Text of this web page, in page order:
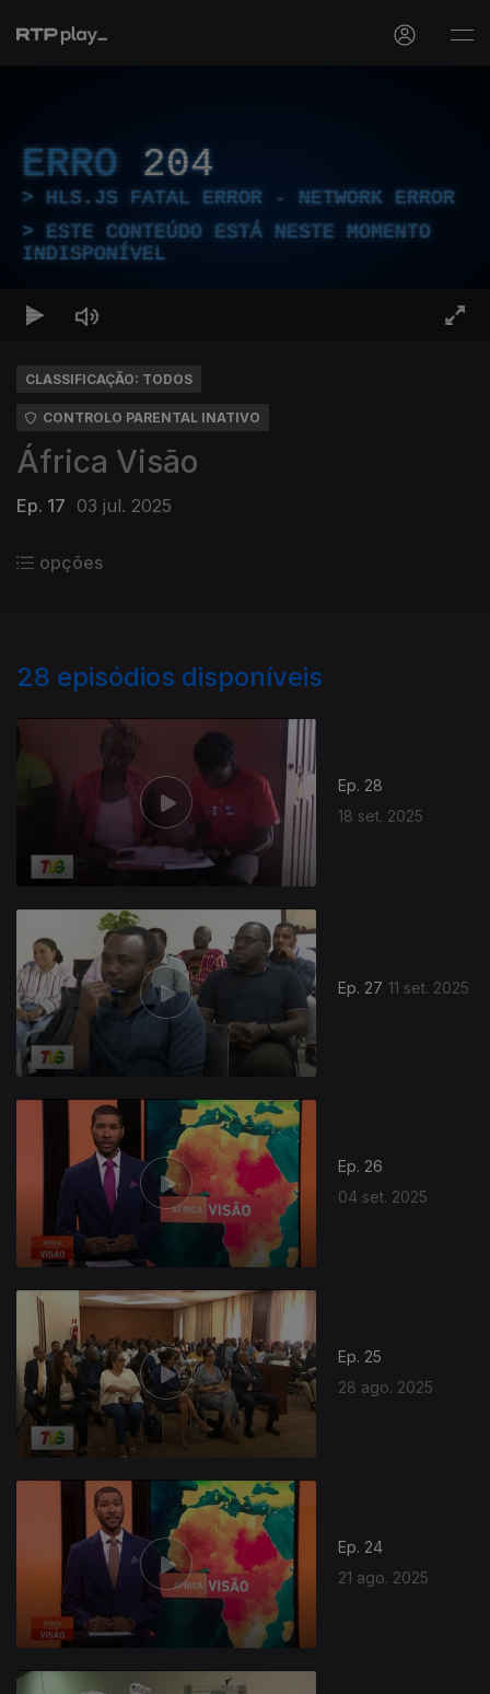
ERRO 204
HLS.JS FATAL ERROR - NETWORK ERROR
ESTE CONTEÚDO ESTÁ NESTE MOMENTO
INDISPONÍVEL
CLASSIFICAÇÃO: TODOS
CONTROLO PARENTAL INATIVO
África Visão
Ep. 17 03 jul. 2025
opções
28 episódios disponíveis
Ep. 28
18 set. 2025
Ep. 27 11 set. 2025
Ep. 26
04 set. 2025
Ep. 25
28 ago. 2025
Ep. 24
21 ago. 2025